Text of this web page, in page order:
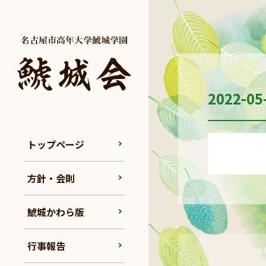
トップページ
方針・会則
鯱城かわら版
行事報告
2022-